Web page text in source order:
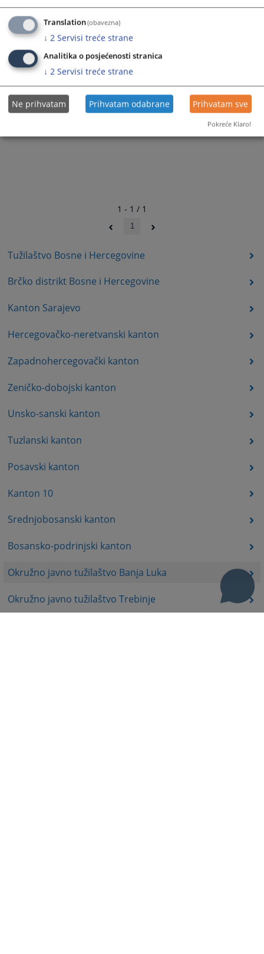
Tužilaštvo Bosne i Hercegovine
Brčko distrikt Bosne i Hercegovine
Kanton Sarajevo
Hercegovačko-neretvanski kanton
Zapadnohercegovački kanton
Zeničko-dobojski kanton
Unsko-sanski kanton
Tuzlanski kanton
Posavski kanton
Kanton 10
Srednjobosanski kanton
Bosansko-podrinjski kanton
Okružno javno tužilaštvo Banja Luka
Okružno javno tužilaštvo Trebinje
1 - 1 / 1
1
Translation(obavezna)
↓ 2 Servisi treće strane
Analitika o posjećenosti stranica
↓ 2 Servisi treće strane
Ne prihvatam Prihvatam odabrane Prihvatam sve
Pokreće Klaro!